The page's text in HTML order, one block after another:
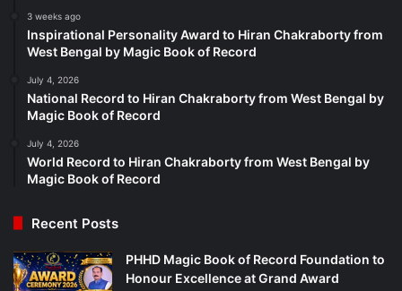
3 weeks ago
Inspirational Personality Award to Hiran Chakraborty from
West Bengal by Magic Book of Record
July 4, 2026
National Record to Hiran Chakraborty from West Bengal by
Magic Book of Record
July 4, 2026
World Record to Hiran Chakraborty from West Bengal by
Magic Book of Record
Recent Posts
PHHD Magic Book of Record Foundation to
Honour Excellence at Grand Award